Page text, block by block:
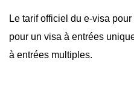
Le tarif officiel du e-visa
pour un visa à entrées
à entrées multiples.